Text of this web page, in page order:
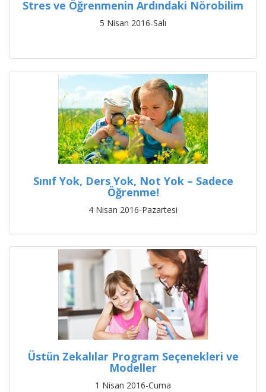
Stres ve Öğrenmenin Ardındaki Nörobilim
5 Nisan 2016-Salı
Sınıf Yok, Ders Yok, Not Yok – Sadece
Öğrenme!
4 Nisan 2016-Pazartesi
Üstün Zekalılar Program Seçenekleri ve
Modeller
1 Nisan 2016-Cuma